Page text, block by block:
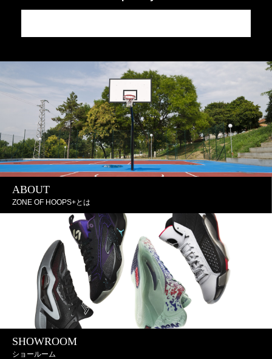
ABOUT
ZONE OF HOOPS+とは
SHOWROOM
ショールーム